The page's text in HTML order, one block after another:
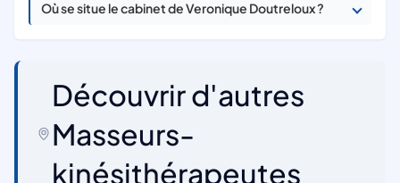
Où se situe le cabinet de Veronique Doutreloux ?
Découvrir d'autres
Masseurs-
kinésithérapeutes